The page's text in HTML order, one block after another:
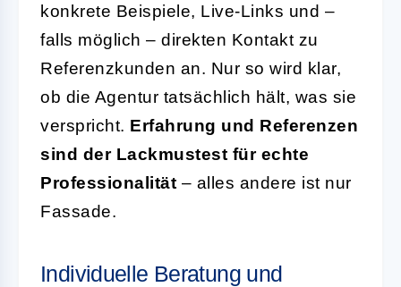
konkrete Beispiele, Live-Links und –
falls möglich – direkten Kontakt zu
Referenzkunden an. Nur so wird klar,
ob die Agentur tatsächlich hält, was sie
verspricht. Erfahrung und Referenzen
sind der Lackmustest für echte
Professionalität – alles andere ist nur
Fassade.
Individuelle Beratung und